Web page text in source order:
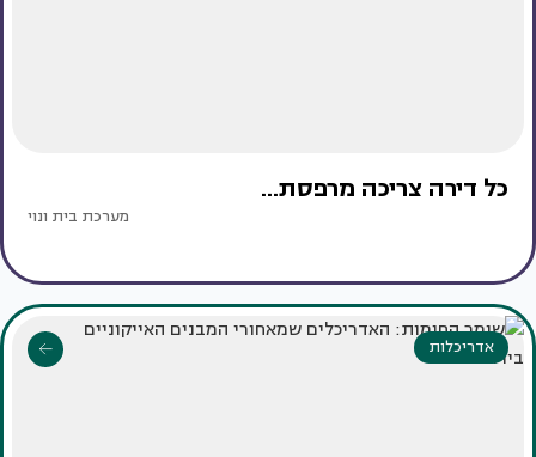
כל דירה צריכה מרפסת...
מערכת בית ונוי
אדריכלות